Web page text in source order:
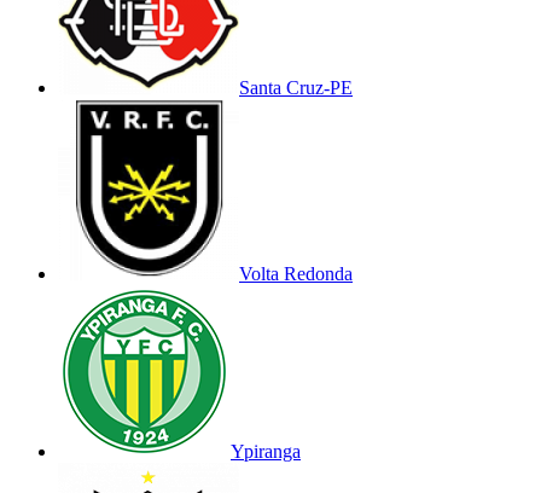
Santa Cruz-PE
Volta Redonda
Ypiranga